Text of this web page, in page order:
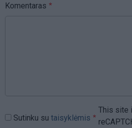
Komentaras
Sutinku su taisyklėmis
This site